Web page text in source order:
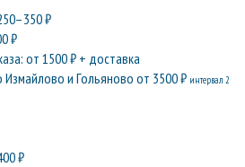
₽
₽
от 1500 ₽ + доставка
Измайлово и Гольяново от 3500 ₽ интервал 2
₽